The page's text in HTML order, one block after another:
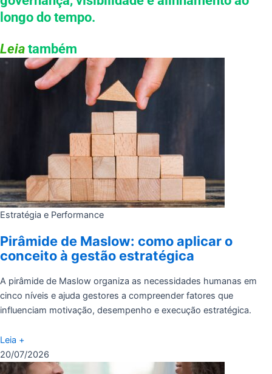
longo do tempo.
Leia também
Estratégia e Performance
Pirâmide de Maslow: como aplicar o
conceito à gestão estratégica
A pirâmide de Maslow organiza as necessidades humanas em
cinco níveis e ajuda gestores a compreender fatores que
influenciam motivação, desempenho e execução estratégica.
Leia +
20/07/2026